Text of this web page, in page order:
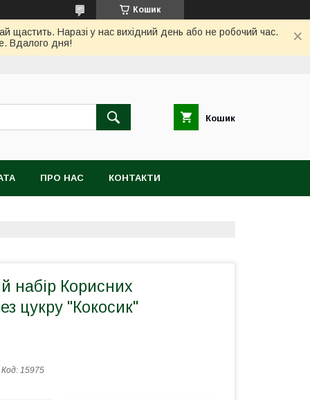
Кошик
щастить. Наразі у нас вихідний день або не робочий час.
Вдалого дня!
Кошик
ПРО НАС КОНТАКТИ
набір Корисних
цукру "Кокосик"
Код: 15975